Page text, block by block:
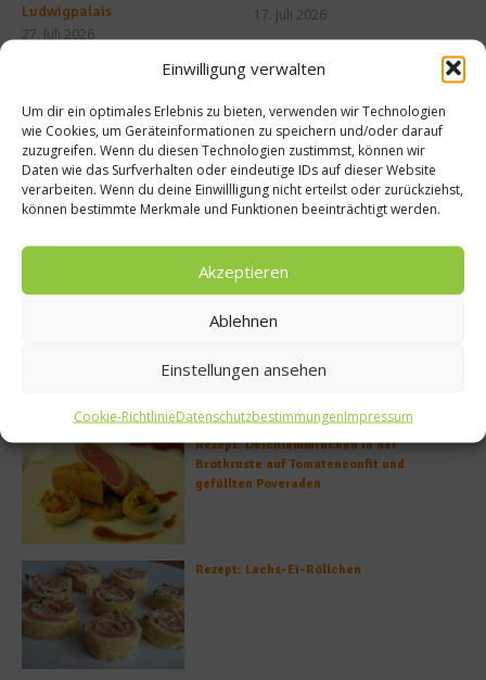
Einwilligung verwalten
Um dir ein optimales Erlebnis zu bieten, verwenden wir Technologien
wie Cookies, um Geräteinformationen zu speichern und/oder darauf
zuzugreifen. Wenn du diesen Technologien zustimmst, können wir
Daten wie das Surfverhalten oder eindeutige IDs auf dieser Website
verarbeiten. Wenn du deine Einwillligung nicht erteilst oder zurückziehst,
können bestimmte Merkmale und Funktionen beeinträchtigt werden.
Akzeptieren
Ablehnen
Einstellungen ansehen
Cookie-RichtlinieDatenschutzbestimmungenImpressum
Ludwigpalais
27. Juli 2026
17. Juli 2026
Buchtipp
Rezept: Deichlammrücken in der
Brotkruste auf Tomatenconfit und
gefüllten Poveraden
Rezept: Lachs-Ei-Röllchen